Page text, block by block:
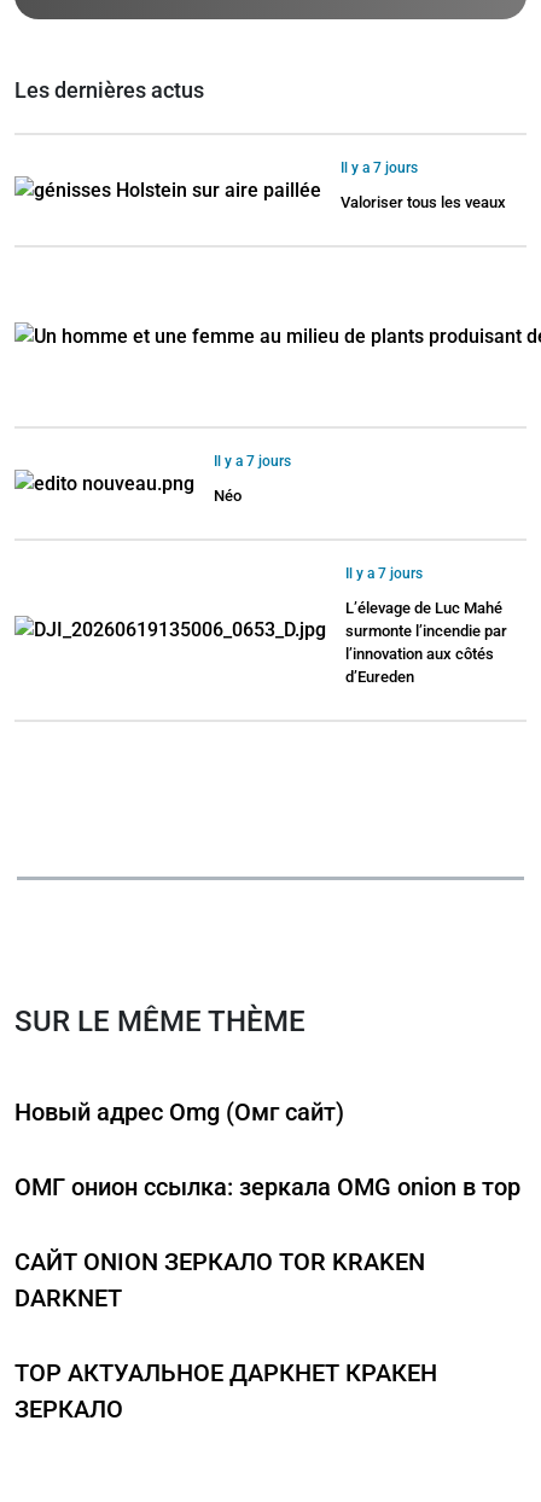
Les dernières actus
Il y a 7 jours
Valoriser tous les veaux
Il y a 7 jours
Néo
Il y a 7 jours
L’élevage de Luc Mahé
surmonte l’incendie par
l’innovation aux côtés
d’Eureden
SUR LE MÊME THÈME
Новый адрес Omg (Омг сайт)
ОМГ онион ссылка: зеркала OMG onion в тор
САЙТ ONION ЗЕРКАЛО TOR KRAKEN
DARKNET
ТОР АКТУАЛЬНОЕ ДАРКНЕТ КРАКЕН
ЗЕРКАЛО